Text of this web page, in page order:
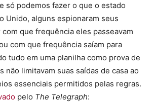
só podemos fazer o que o estado
Unido, alguns espionaram seus
que frequência eles passeavam
com que frequência saíam para
tudo em uma planilha como prova de
não limitavam suas saídas de casa ao
essenciais permitidos pelas regras.
pelo The Telegraph: